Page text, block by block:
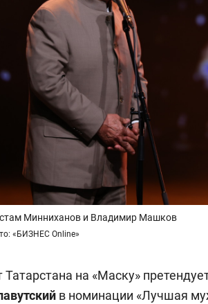
Минниханов и Владимир Машков
«БИЗНЕС Online»
Татарстана на «Маску»
в номинации «Лучшая